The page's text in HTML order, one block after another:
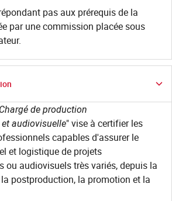
pas aux prérequis de la
par une commission placée sous
Chargé de production
audiovisuelle" vise à certifier les
capables d'assurer le
et logistique de projets
ou audiovisuels très variés, depuis la
postproduction, la promotion et la